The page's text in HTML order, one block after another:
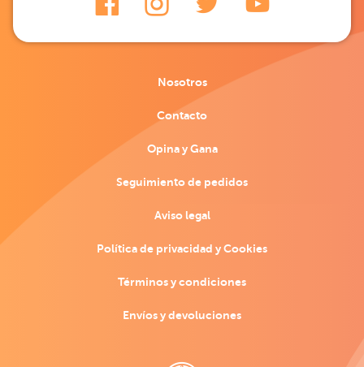
Nosotros
Contacto
Opina y Gana
Seguimiento de pedidos
Aviso legal
Política de privacidad y Cookies
Términos y condiciones
Envíos y devoluciones